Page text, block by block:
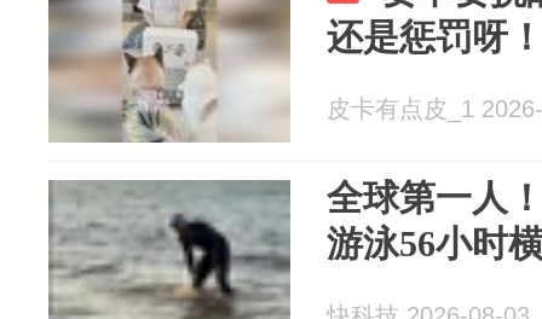
还是惩罚呀
皮卡有点皮_1
全球第一人
游泳56小时